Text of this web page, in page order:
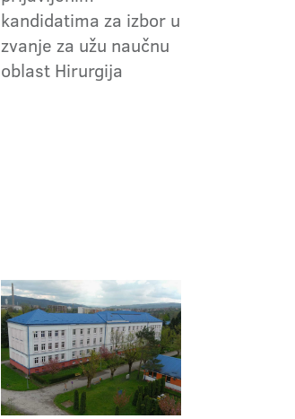
kandidatima za izbor u
zvanje za užu naučnu
oblast Hirurgija